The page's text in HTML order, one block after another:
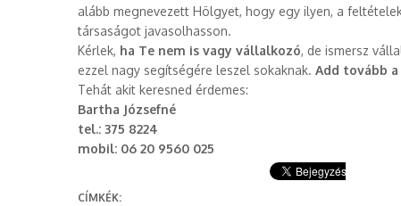
alább megnevezett Hölgyet, hogy egy ilyen, a
társaságot javasolhasson.
Kérlek, ha Te nem is vagy vállalkozó, de ismersz
ezzel nagy segítségére leszel sokaknak. Add tovább
Tehát akit keresned érdemes:
Bartha Józsefné
tel.: 375 8224
mobil: 06 20 9560 025
CÍMKÉK: